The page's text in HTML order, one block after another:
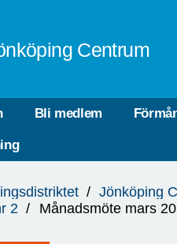
Centrum
Bli medlem
Jönköping
2
Månadsmöte mars